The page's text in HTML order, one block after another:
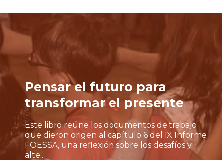
Pensar el futuro para
transformar el presente
Este libro reúne los documentos de trabajo
que dieron origen al capítulo 6 del IX Informe
FOESSA, una reflexión sobre los desafíos y
alte...